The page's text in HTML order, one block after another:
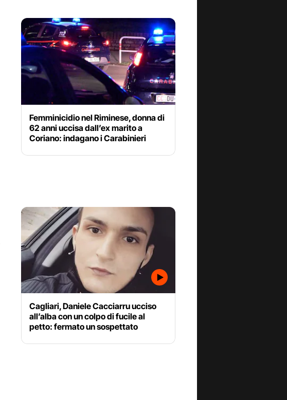
Femminicidio nel Riminese, donna di
62 anni uccisa dall’ex marito a
Coriano: indagano i Carabinieri
Cagliari, Daniele Cacciarru ucciso
all’alba con un colpo di fucile al
petto: fermato un sospettato